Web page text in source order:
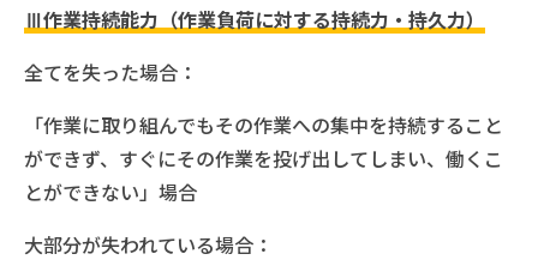
Ⅲ作業持続能力（作業負荷に対する持続力・持久力）
全てを失った場合：
「作業に取り組んでもその作業への集中を持続すること
ができず、すぐにその作業を投げ出してしまい、働くこ
とができない」場合
大部分が失われている場合：